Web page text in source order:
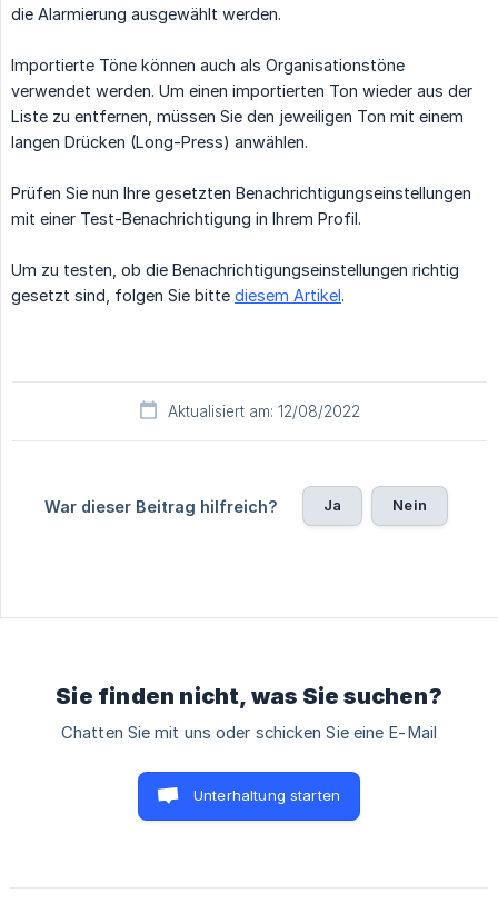
die Alarmierung ausgewählt werden.
Importierte Töne können auch als Organisationstöne
verwendet werden. Um einen importierten Ton wieder aus der
Liste zu entfernen, müssen Sie den jeweiligen Ton mit einem
langen Drücken (Long-Press) anwählen.
Prüfen Sie nun Ihre gesetzten Benachrichtigungseinstellungen
mit einer Test-Benachrichtigung in Ihrem Profil.
Um zu testen, ob die Benachrichtigungseinstellungen richtig
gesetzt sind, folgen Sie bitte diesem Artikel.
Aktualisiert am: 12/08/2022
War dieser Beitrag hilfreich? Ja Nein
Sie finden nicht, was Sie suchen?
Chatten Sie mit uns oder schicken Sie eine E-Mail
Unterhaltung starten